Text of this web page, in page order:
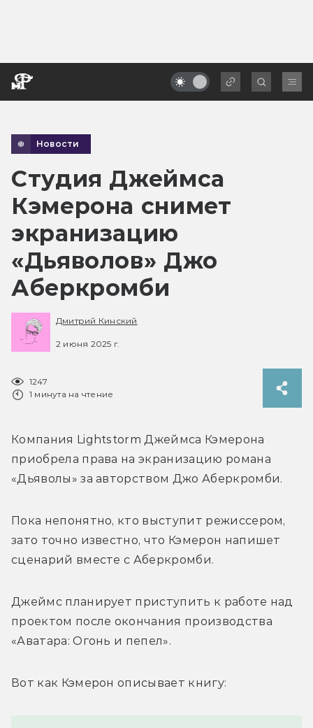
Новости
Студия Джеймса
Кэмерона снимет
экранизацию
«Дьяволов» Джо
Аберкромби
Дмитрий Кинский
2 июня 2025 г.
1247
1 минута на чтение
Компания Lightstorm Джеймса Кэмерона
приобрела права на экранизацию романа
«Дьяволы» за авторством Джо Аберкромби.
Пока непонятно, кто выступит режиссером,
зато точно известно, что Кэмерон напишет
сценарий вместе с Аберкромби.
Джеймс планирует приступить к работе над
проектом после окончания производства
«Аватара: Огонь и пепел».
Вот как Кэмерон описывает книгу: